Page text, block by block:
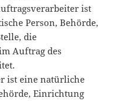
ist
Person, Behörde,
die
Auftrag des
ist eine natürliche
Einrichtung